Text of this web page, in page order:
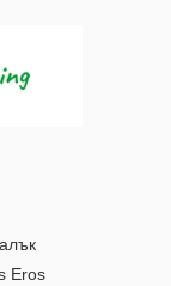
Eros